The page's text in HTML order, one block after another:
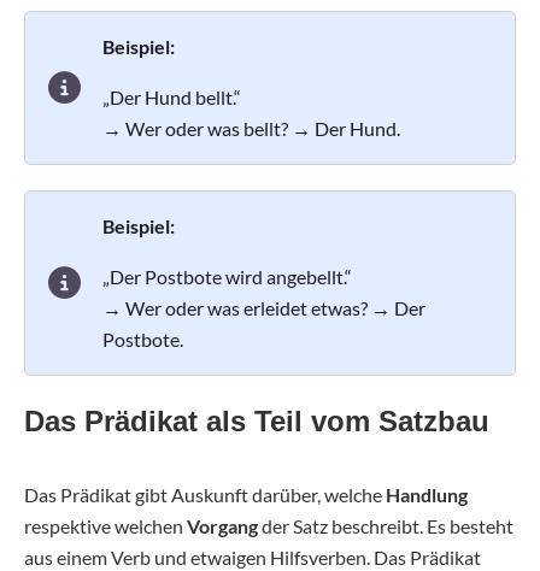
Beispiel:
„Der Hund bellt.“
→ Wer oder was bellt? → Der Hund.
Beispiel:
„Der Postbote wird angebellt.“
→ Wer oder was erleidet etwas? → Der
Postbote.
Das Prädikat als Teil vom Satzbau
Das Prädikat gibt Auskunft darüber, welche Handlung
respektive welchen Vorgangder Satz beschreibt. Es besteht
aus einem Verb und etwaigen Hilfsverben. Das Prädikat